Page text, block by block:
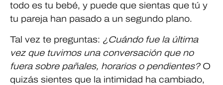
todo es tu bebé, y puede que sientas que tú y
tu pareja han pasado a un segundo plano.
Tal vez te preguntas: ¿Cuándo fue la última
vez que tuvimos una conversación que no
fuera sobre pañales, horarios o pendientes?O
quizás sientes que la intimidad ha cambiado,